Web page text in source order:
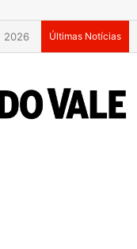
2026 Últimas Notícias